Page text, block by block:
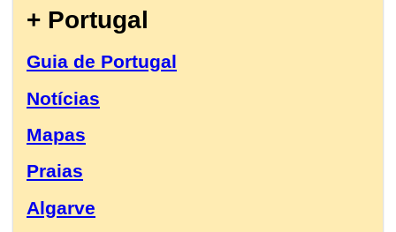
+ Portugal
Guia de Portugal
Notícias
Mapas
Praias
Algarve